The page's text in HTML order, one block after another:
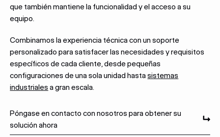
que también mantiene la funcionalidad y el acceso a su
equipo.
Combinamos la experiencia técnica con un soporte
personalizado para satisfacer las necesidades y requisitos
específicos de cada cliente, desde pequeñas
configuraciones de una sola unidad hastasistemas
industriales a gran escala.
Póngase en contacto con nosotros para obtener su
solución ahora
Póngase en contacto con nosotros para obtener su solución